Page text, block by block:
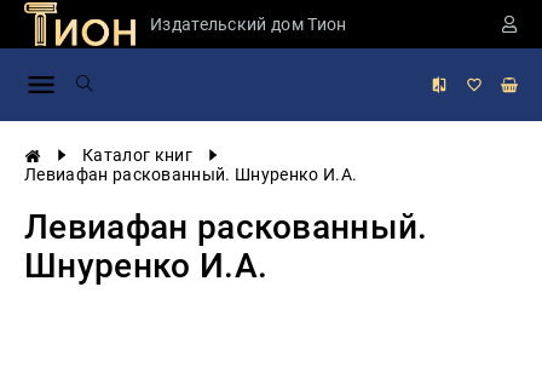
Издательский дом Тион
Каталог книг
Левиафан раскованный. Шнуренко И.А.
Левиафан раскованный.
Шнуренко И.А.
Занимательная
России
история
Экономика